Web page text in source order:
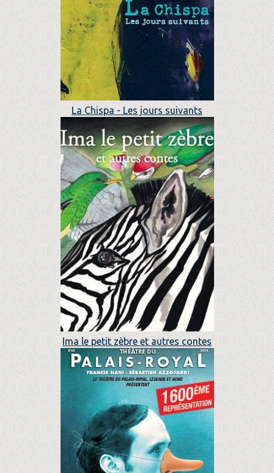
La Chispa - Les jours suivants
Ima le petit zèbre et autres contes